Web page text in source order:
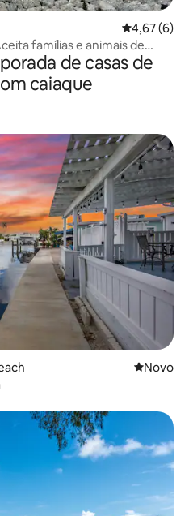
4,67 de uma
4,67 (6)
famílias e animais de
de casas de
caiaque
Novo
Novo